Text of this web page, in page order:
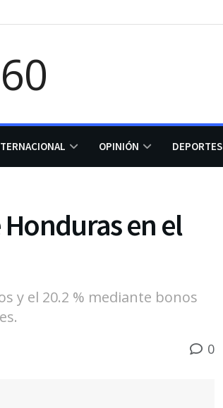
OPINIÓN DEPORTES
en el
y el 20.2 % mediante bonos
0